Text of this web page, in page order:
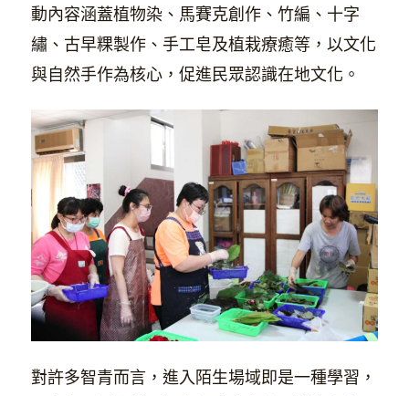
動內容涵蓋植物染、馬賽克創作、竹編、十字
繡、古早粿製作、手工皂及植栽療癒等，以文化
與自然手作為核心，促進民眾認識在地文化。
對許多智青而言，進入陌生場域即是一種學習，